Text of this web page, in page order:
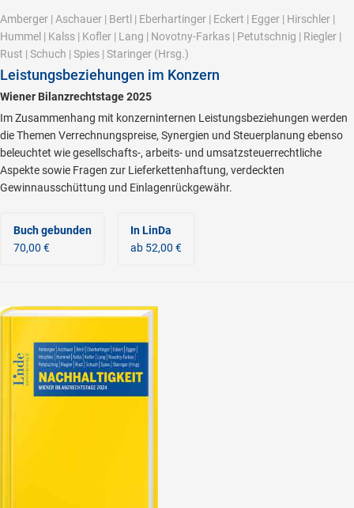
Amberger | Aschauer | Bertl | Eberhartinger | Eckert | Egger | Hirschler |
Hummel | Kalss | Kofler | Lang | Novotny-Farkas | Petutschnig | Riegler |
Rust | Schuch | Spies | Staringer (Hrsg.)
Leistungsbeziehungen im Konzern
Wiener Bilanzrechtstage 2025
Im Zusammenhang mit konzerninternen Leistungsbeziehungen werden
die Themen Verrechnungspreise, Synergien und Steuerplanung ebenso
beleuchtet wie gesellschafts-, arbeits- und umsatzsteuerrechtliche
Aspekte sowie Fragen zur Lieferkettenhaftung, verdeckten
Gewinnausschüttung und Einlagenrückgewähr.
Buch gebunden
70,00 €
In LinDa
ab 52,00 €